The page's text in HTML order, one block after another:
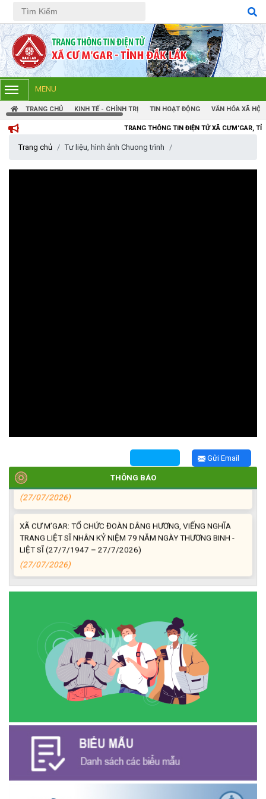
Tiếng Việt Tiếng Anh
MENU
TRANG CHỦ KINH TẾ - CHÍNH TRỊ TIN HOẠT ĐỘNG VĂN HÓA XÃ HỘI
TRANG THÔNG TIN ĐIỆN TỬ XÃ CƯM'GAR, TỈNH ĐẮK LẮK
Trang chủ Tư liệu, hình ảnh Chuong trình
Gửi Email
THÔNG BÁO
HỘI NGƯỜI CAO TUỔI XÃ CƯ M’GAR: SƠ KẾT CÔNG TÁC HỘI 6
THÁNG ĐẦU NĂM VÀ KIỆN TOÀN TỔ CHỨC CHI HỘI SAU SÁP
NHẬP
(27/07/2026)
XÃ CƯ M’GAR: TỔ CHỨC ĐOÀN DÂNG HƯƠNG, VIẾNG NGHĨA
TRANG LIỆT SĨ NHÂN KỶ NIỆM 79 NĂM NGÀY THƯƠNG BINH -
LIỆT SĨ (27/7/1947 – 27/7/2026)
(27/07/2026)
ĐỒNG CHÍ PHAN XUÂN LỰC - CHỦ TỊCH UBND XÃ CƯ M’GAR
Phát biểu bế mạc Hội nghị Trung ương 3, khóa XIV của Tổng Bí
thư, Chủ tịch nước Tô Lâm
(26/07/2026)
VAY KÝ QUỸ ĐỐI VỚI NGƯỜI LAO ĐỘNG ĐI LÀM VIỆC TẠI HÀN
(24/07/2026)
BÁ SẢN PHẨM OCOP TẠI TUẦN LỄ NÔNG SẢN VÀ SẢN PHẨM